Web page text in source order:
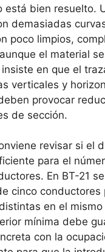
está bien resuelto.
demasiadas
poco limpios,
el material
insiste en que el
verticales y
provocar
de sección.
revisar si el
para el
En BT-21
cinco conductores
en el
mínima debe
con la